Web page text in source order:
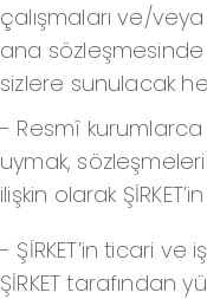
çalışmaları ve/veya
ana sözleşmesinde
sizlere sunulacak
- Resmî
uymak,
ilişkin olarak
- ŞİRKET’in ticari
ŞİRKET tarafından